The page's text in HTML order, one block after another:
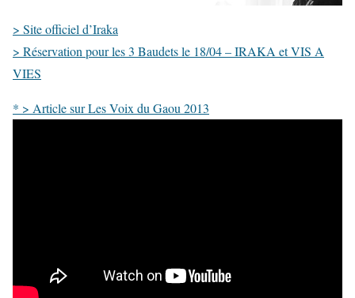
> Site officiel d’Iraka
> Réservation pour les 3 Baudets le 18/04 – IRAKA et VIS A
VIES
* > Article sur Les Voix du Gaou 2013